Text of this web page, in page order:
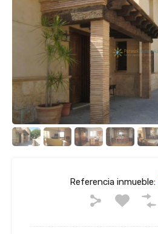
Referencia inmueble: